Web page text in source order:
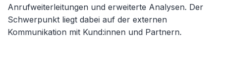
Anrufweiterleitungen und erweiterte Analysen. Der
Schwerpunkt liegt dabei auf der externen
Kommunikation mit Kund:innen und Partnern.